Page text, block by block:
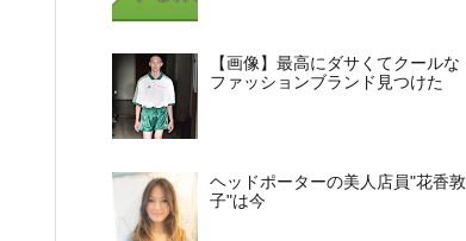
【画像】最高にダサくてクールな
ファッションブランド見つけた
ヘッドポーターの美人店員"花香敦
子"は今